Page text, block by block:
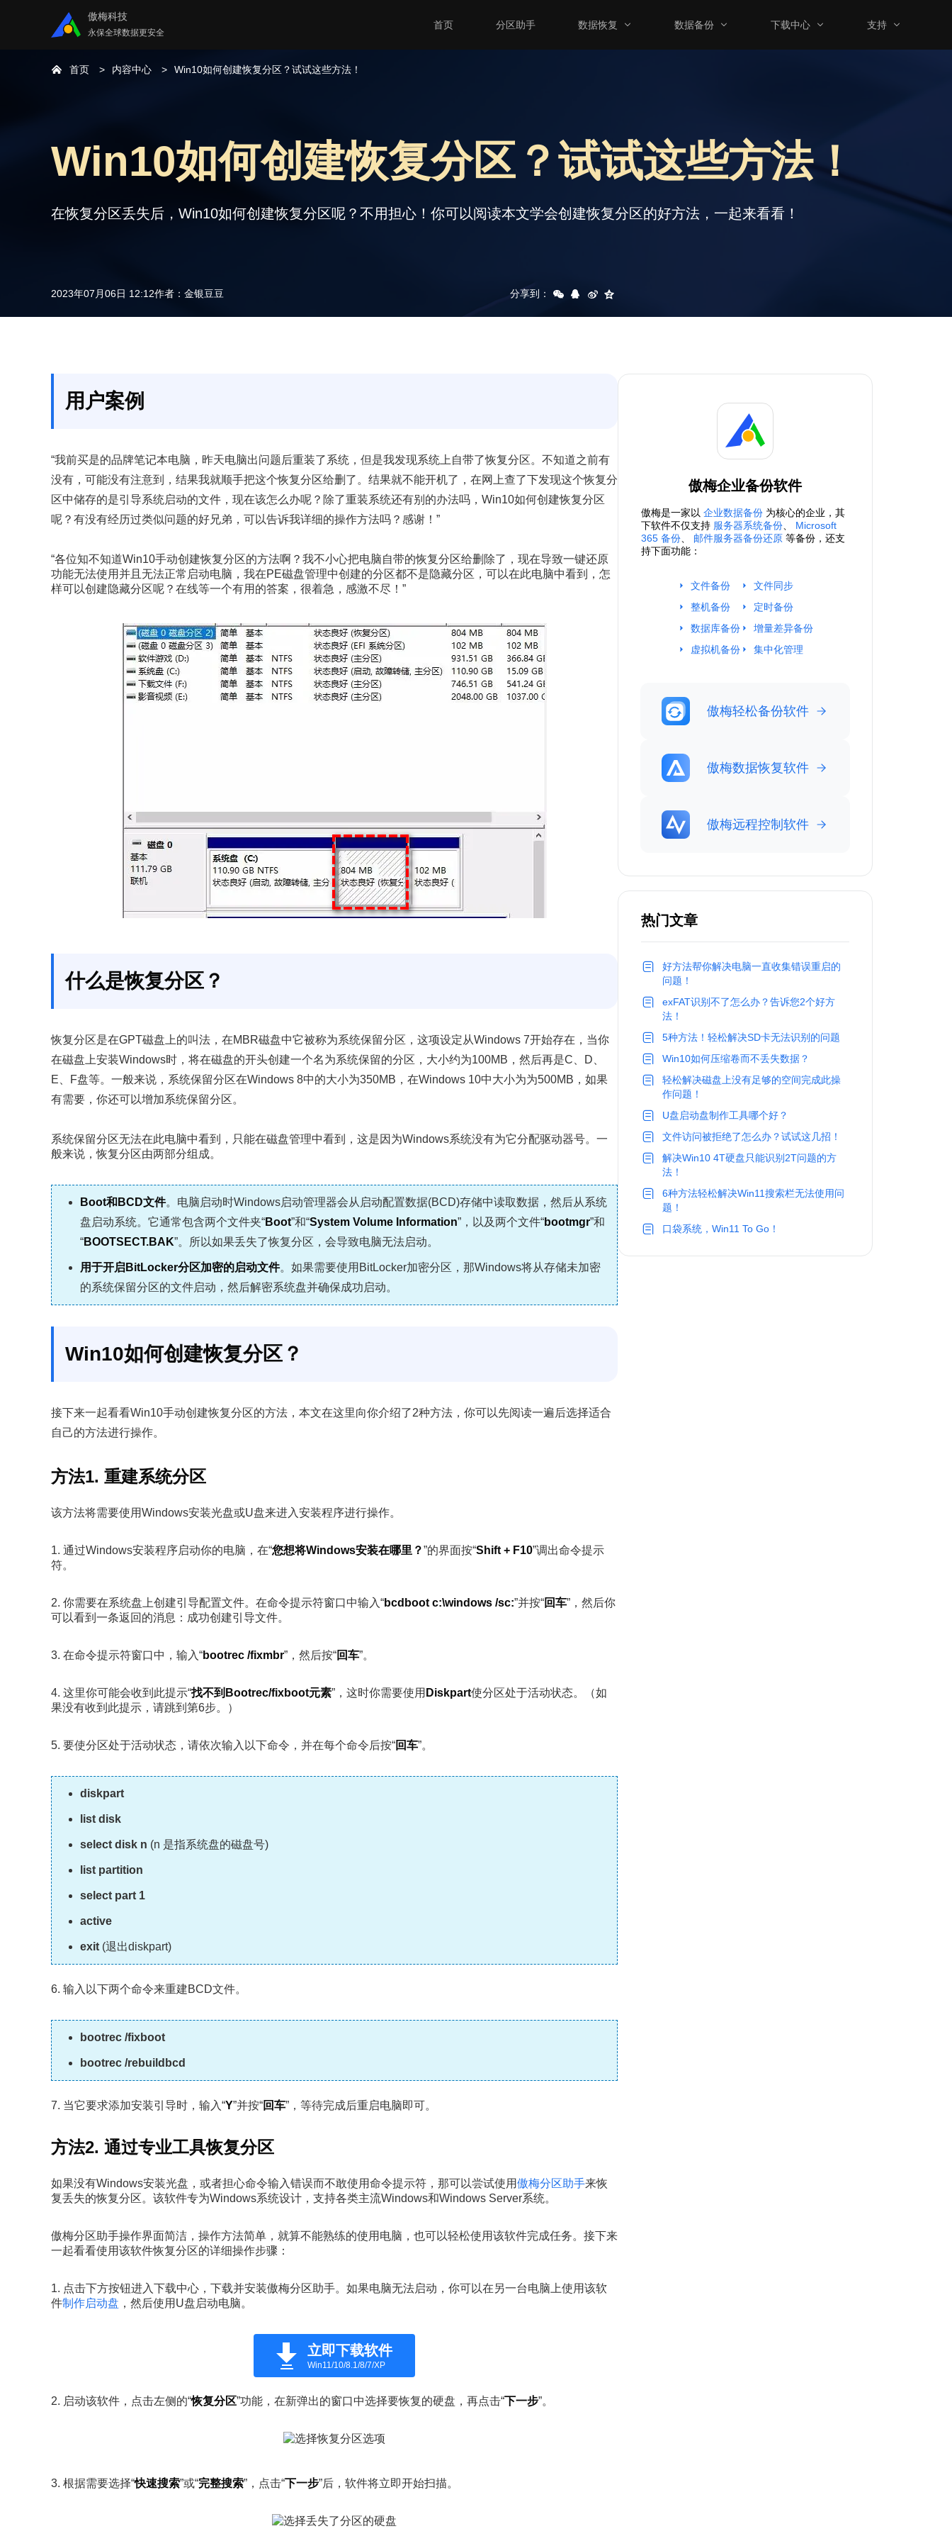
傲梅科技
永保全球数据更安全
首页 分区助手 数据恢复 数据备份 下载中心 支持
首页 内容中心 Win10如何创建恢复分区？试试这些方法！
Win10如何创建恢复分区？试试这些方法！
在恢复分区丢失后，Win10如何创建恢复分区呢？不用担心！你可以阅读本文学会创建恢复分区的好方法，一起来看看！
2023年07月06日 12:12作者： 金银豆豆 分享到：
用户案例
“我前买是的品牌笔记本电脑，昨天电脑出问题后重装了系统，但是我发现系统上自带了恢复分区。不知道之前有
没有，可能没有注意到，结果我就顺手把这个恢复分区给删了。结果就不能开机了，在网上查了下发现这个恢复分
区中储存的是引导系统启动的文件，现在该怎么办呢？除了重装系统还有别的办法吗，Win10如何创建恢复分区
呢？有没有经历过类似问题的好兄弟，可以告诉我详细的操作方法吗？感谢！”
“各位知不知道Win10手动创建恢复分区的方法啊？我不小心把电脑自带的恢复分区给删除了，现在导致一键还原
功能无法使用并且无法正常启动电脑，我在PE磁盘管理中创建的分区都不是隐藏分区，可以在此电脑中看到，怎
样可以创建隐藏分区呢？在线等一个有用的答案，很着急，感激不尽！”
什么是恢复分区？
恢复分区是在GPT磁盘上的叫法，在MBR磁盘中它被称为系统保留分区，这项设定从Windows 7开始存在，当你
在磁盘上安装Windows时，将在磁盘的开头创建一个名为系统保留的分区，大小约为100MB，然后再是C、D、
E、F盘等。一般来说，系统保留分区在Windows 8中的大小为350MB，在Windows 10中大小为为500MB，如果
有需要，你还可以增加系统保留分区。
系统保留分区无法在此电脑中看到，只能在磁盘管理中看到，这是因为Windows系统没有为它分配驱动器号。一
般来说，恢复分区由两部分组成。
Boot和BCD文件。电脑启动时Windows启动管理器会从启动配置数据(BCD)存储中读取数据，然后从系统
盘启动系统。它通常包含两个文件夹“Boot”和“System Volume Information”，以及两个文件“bootmgr”和
“BOOTSECT.BAK”。所以如果丢失了恢复分区，会导致电脑无法启动。
用于开启BitLocker分区加密的启动文件。如果需要使用BitLocker加密分区，那Windows将从存储未加密
的系统保留分区的文件启动，然后解密系统盘并确保成功启动。
Win10如何创建恢复分区？
接下来一起看看Win10手动创建恢复分区的方法，本文在这里向你介绍了2种方法，你可以先阅读一遍后选择适合
自己的方法进行操作。
方法1. 重建系统分区
该方法将需要使用Windows安装光盘或U盘来进入安装程序进行操作。
1. 通过Windows安装程序启动你的电脑，在“您想将Windows安装在哪里？”的界面按“Shift + F10”调出命令提示
符。
2. 你需要在系统盘上创建引导配置文件。在命令提示符窗口中输入“bcdboot c:\windows /sc:”并按“回车”，然后你
可以看到一条返回的消息：成功创建引导文件。
3. 在命令提示符窗口中，输入“bootrec /fixmbr”，然后按“回车”。
4. 这里你可能会收到此提示“找不到Bootrec/fixboot元素”，这时你需要使用 Diskpart使分区处于活动状态。（如
果没有收到此提示，请跳到第6步。）
5. 要使分区处于活动状态，请依次输入以下命令，并在每个命令后按“回车”。
diskpart
list disk
select disk n (n 是指系统盘的磁盘号)
list partition
select part 1
active
exit (退出diskpart)
6. 输入以下两个命令来重建BCD文件。
bootrec /fixboot
bootrec /rebuildbcd
7. 当它要求添加安装引导时，输入“Y”并按“回车”，等待完成后重启电脑即可。
方法2. 通过专业工具恢复分区
如果没有Windows安装光盘，或者担心命令输入错误而不敢使用命令提示符，那可以尝试使用傲梅分区助手来恢
复丢失的恢复分区。该软件专为Windows系统设计，支持各类主流Windows和Windows Server系统。
傲梅分区助手操作界面简洁，操作方法简单，就算不能熟练的使用电脑，也可以轻松使用该软件完成任务。接下来
一起看看使用该软件恢复分区的详细操作步骤：
1. 点击下方按钮进入下载中心，下载并安装傲梅分区助手。如果电脑无法启动，你可以在另一台电脑上使用该软
件制作启动盘 ，然后使用U盘启动电脑。
立即下载软件
Win11/10/8.1/8/7/XP
2. 启动该软件，点击左侧的“恢复分区”功能，在新弹出的窗口中选择要恢复的硬盘，再点击“下一步”。
3. 根据需要选择“快速搜索”或“完整搜索”，点击“下一步”后，软件将立即开始扫描。
傲梅企业备份软件
傲梅是一家以 企业数据备份 为核心的企业，其
下软件不仅支持 服务器系统备份
Microsoft
365 备份
邮件服务器备份还原 等备份，还支
持下面功能：
文件备份
整机备份
数据库备份
虚拟机备份
文件同步
定时备份
增量差异备份
集中化管理
傲梅轻松备份软件
傲梅数据恢复软件
傲梅远程控制软件
热门文章
好方法帮你解决电脑一直收集错误重启的
问题！
exFAT识别不了怎么办？告诉您2个好方
法！
5种方法！轻松解决SD卡无法识别的问题
Win10如何压缩卷而不丢失数据？
轻松解决磁盘上没有足够的空间完成此操
作问题！
U盘启动盘制作工具哪个好？
文件访问被拒绝了怎么办？试试这几招！
解决Win10 4T硬盘只能识别2T问题的方
法！
6种方法轻松解决Win11搜索栏无法使用问
题！
口袋系统，Win11 To Go！